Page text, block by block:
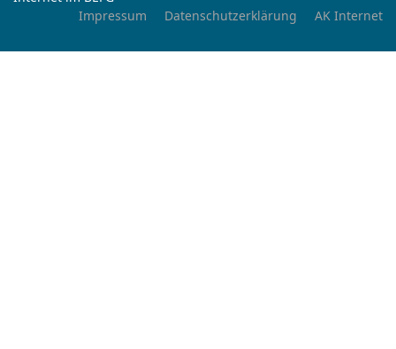
Impressum
Datenschutzerklärung AK Internet